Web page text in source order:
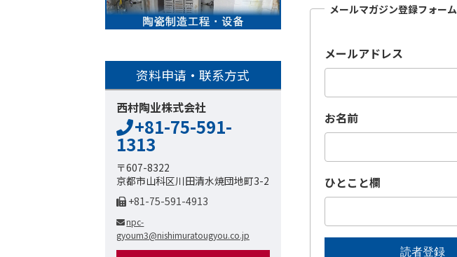
メールマガジン登録フォーム
メールアドレス
お名前
ひとこと欄
资料申请・联系方式
西村陶业株式会社
+81-75-591-
1313
〒607-8322
京都市山科区川田清水焼団地町3-2
+81-75-591-4913
npc-
gyoum3@nishimuratougyou.co.jp